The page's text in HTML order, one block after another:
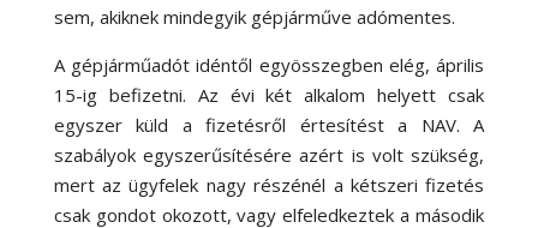
sem, akiknek mindegyik gépjárműve adómentes.
A gépjárműadót idéntől egyösszegben elég, április
15-ig befizetni. Az évi két alkalom helyett csak
egyszer küld a fizetésről értesítést a NAV. A
szabályok egyszerűsítésére azért is volt szükség,
mert az ügyfelek nagy részénél a kétszeri fizetés
csak gondot okozott, vagy elfeledkeztek a második